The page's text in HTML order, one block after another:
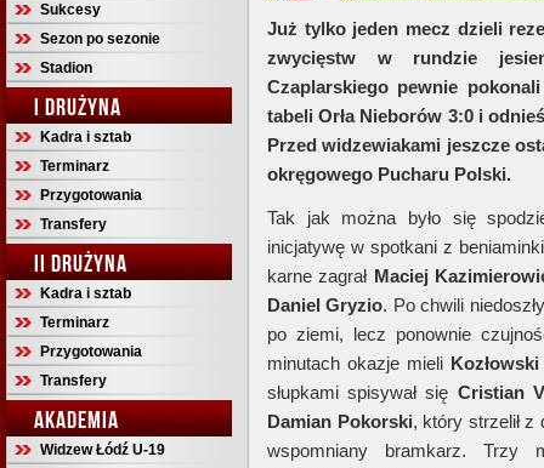
Sukcesy
Sezon po sezonie
Stadion
I DRUŻYNA
Kadra i sztab
Terminarz
Przygotowania
Transfery
II DRUŻYNA
Kadra i sztab
Terminarz
Przygotowania
Transfery
AKADEMIA
Widzew Łódź U-19
Już tylko jeden mecz dzieli
zwycięstw w rundzie
Czaplarskiego pewnie
tabeli Orła Nieborów 3:0 i
Przed widzewiakami jeszcze
okręgowego Pucharu Polski.
Tak jak można było się
inicjatywę w spotkani z
karne zagrał Maciej
Daniel Gryzio. Po chwili
po ziemi, lecz ponownie
minutach okazje mieli Kozłowski
słupkami spisywał się Cristian
Damian Pokorski, który strzelił z
wspomniany bramkarz. Trzy